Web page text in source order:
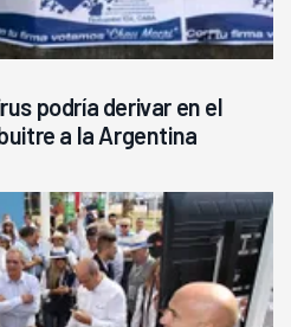
podría derivar en el
a la Argentina